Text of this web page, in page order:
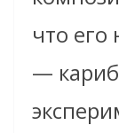
что его
—